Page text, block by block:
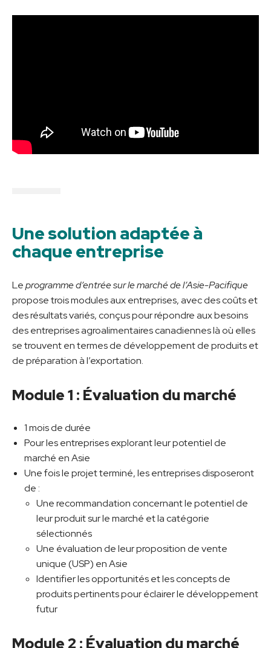
Une solution adaptée à
chaque entreprise
Leprogramme d’entrée sur le marché de l’Asie-Pacifique
propose trois modules aux entreprises, avec des coûts et
des résultats variés, conçus pour répondre aux besoins
des entreprises agroalimentaires canadiennes là où elles
se trouvent en termes de développement de produits et
de préparation à l’exportation.
Module 1 : Évaluation du marché
1 mois de durée
Pour les entreprises explorant leur potentiel de
marché en Asie
Une fois le projet terminé, les entreprises disposeront
de :
Une recommandation concernant le potentiel de
leur produit sur le marché et la catégorie
sélectionnés
Une évaluation de leur proposition de vente
unique (USP) en Asie
Identifier les opportunités et les concepts de
produits pertinents pour éclairer le développement
futur
Module 2 : Évaluation du marché